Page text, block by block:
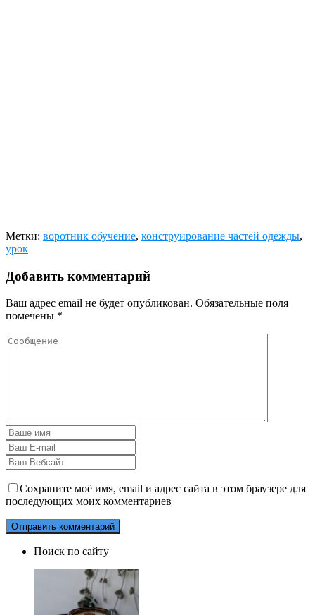
Метки: воротник обучение, конструирование частей одежды,
урок
Добавить комментарий
Ваш адрес email не будет опубликован. Обязательные поля
помечены *
Сохраните моё имя, email и адрес сайта в этом браузере для
последующих моих комментариев
Поиск по сайту